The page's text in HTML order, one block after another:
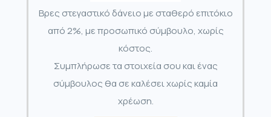
Βρες στεγαστικό δάνειο με σταθερό επιτόκιο
από 2%, με προσωπικό σύμβουλο, χωρίς
κόστος.
Συμπλήρωσε τα στοιχεία σου και ένας
σύμβουλος θα σε καλέσει χωρίς καμία
χρέωση.